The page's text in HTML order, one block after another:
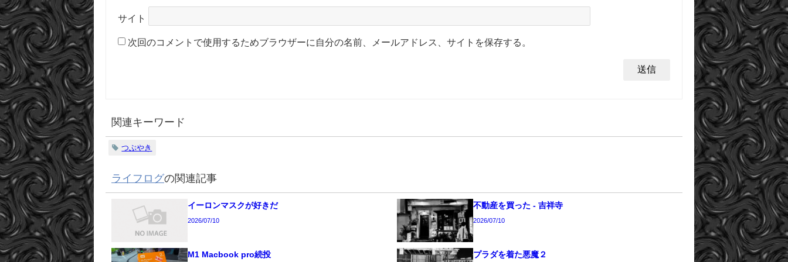
サイト
次回のコメントで使用するためブラウザーに自分の名前、メールアドレス、サイトを保存する。
関連キーワード
つぶやき
ライフログの関連記事
イーロンマスクが好きだ
2026/07/10
不動産を買った - 吉祥寺
2026/07/10
M1 Macbook pro続投 プラダを着た悪魔２